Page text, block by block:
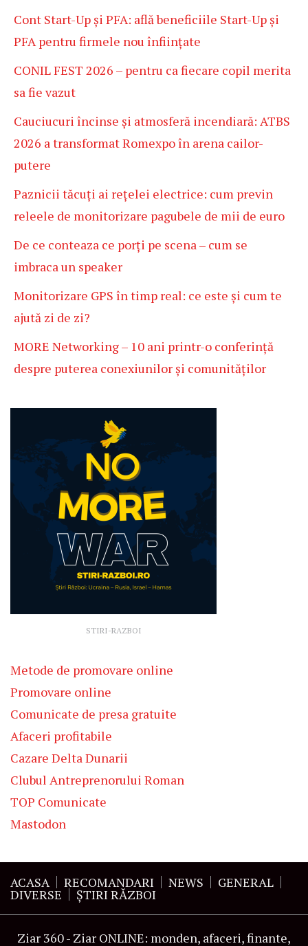
Cont Start-Up și PFA: află beneficiile Start-Up și
PFA pentru firmele nou înființate
CONIL FEST 2026 – pentru ca fiecare copil merita
sa fie vazut
Cauciucuri încinse și atmosferă incendiară: ATBS
2026 a transformat Romexpo în arena cailor-
putere
Paznicii tăcuți ai rețelei electrice: cum previn
releele de monitorizare pagubele de mii de euro
De ce conteaza ce porți pe scena – cum se
imbraca un speaker
Monitorizare GPS în timp real: ce este și cum te
ajută zi de zi?
MORE Networking – 10 ani printr-o conferință
despre puterea conexiunilor și comunităților
STIRI-RAZBOI
Metode de promovare online
Promovare online
Comunicate de presa gratuite
Afaceri profitabile
Cazare Delta Dunarii
Clubul Antreprenorului Roman
TOP Comunicate
Mastodon
ACASA RECOMANDARI NEWS GENERAL
DIVERSE ŞTIRI RĂZBOI
Ziar 360 - Ziar ONLINE: monden, afaceri, finante,